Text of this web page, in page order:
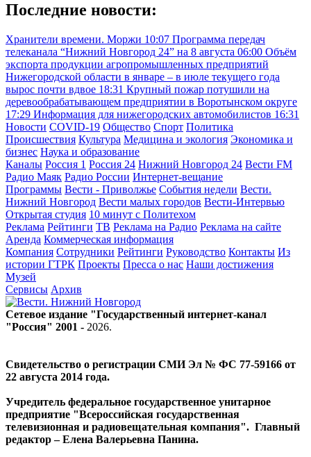
Последние новости:
Хранители времени. Моржи 10:07 Программа передач
телеканала “Нижний Новгород 24” на 8 августа 06:00 Объём
экспорта продукции агропромышленных предприятий
Нижегородской области в январе – в июле текущего года
вырос почти вдвое 18:31 Крупный пожар потушили на
деревообрабатывающем предприятии в Воротынском округе
17:29 Информация для нижегородских автомобилистов 16:31
Новости COVID-19 Общество Спорт Политика
Происшествия Культура Медицина и экология Экономика и
бизнес Наука и образование
Каналы Россия 1 Россия 24 Нижний Новгород 24 Вести FM
Радио Маяк Радио России Интернет-вещание
Программы Вести - Приволжье События недели Вести.
Нижний Новгород Вести малых городов Вести-Интервью
Открытая студия 10 минут с Политехом
Реклама Рейтинги ТВ Реклама на Радио Реклама на сайте
Аренда Коммерческая информация
Компания Сотрудники Рейтинги Руководство Контакты Из
истории ГТРК Проекты Пресса о нас Наши достижения
Музей
Сервисы Архив
Сетевое издание "Государственный интернет-канал
"Россия" 2001 - 2026.
Свидетельство о регистрации СМИ Эл № ФС 77-59166 от
22 августа 2014 года.
Учредитель федеральное государственное унитарное
предприятие "Всероссийская государственная
телевизионная и радиовещательная компания". Главный
редактор – Елена Валерьевна Панина.